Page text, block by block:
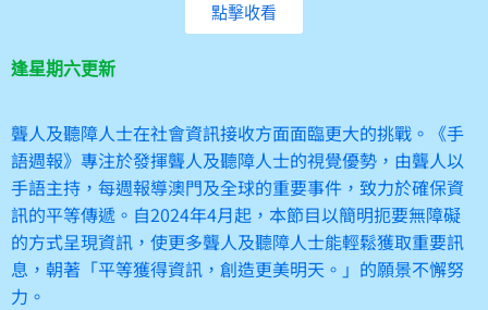
點擊收看
逢星期六更新
聾人及聽障人士在社會資訊接收方面面臨更大的挑戰。《手
語週報》專注於發揮聾人及聽障人士的視覺優勢，由聾人以
手語主持，每週報導澳門及全球的重要事件，致力於確保資
訊的平等傳遞。自2024年4月起，本節目以簡明扼要無障礙
的方式呈現資訊，使更多聾人及聽障人士能輕鬆獲取重要訊
息，朝著「平等獲得資訊，創造更美明天。」的願景不懈努
力。